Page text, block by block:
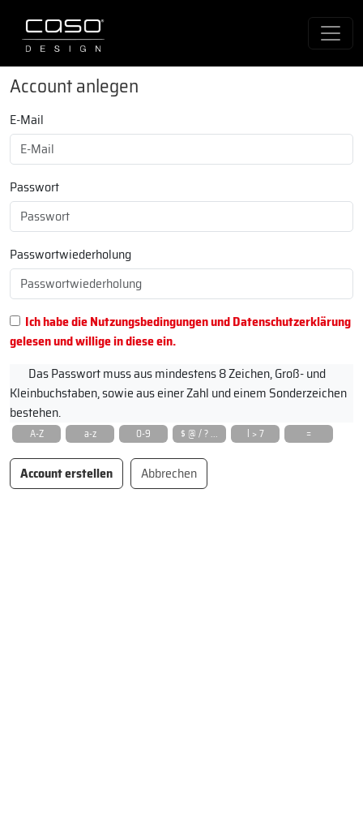
Account anlegen
E-Mail
Passwort
Passwortwiederholung
Ich habe die Nutzungsbedingungen und Datenschutzerklärung
gelesen und willige in diese ein.
Das Passwort muss aus mindestens 8 Zeichen, Groß- und
Kleinbuchstaben, sowie aus einer Zahl und einem Sonderzeichen
bestehen.
A-Z a-z 0-9 $ @ / ? ... l > 7 =
Abbrechen